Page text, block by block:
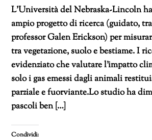
L’Università del Nebraska-Lincoln
ampio progetto di ricerca (guidato,
professor Galen Erickson) per
tra vegetazione, suolo e bestiame. I
evidenziato che valutare l’impatto
solo i gas emessi dagli animali
parziale e fuorviante.Lo studio ha
pascoli ben […]
Condividi: